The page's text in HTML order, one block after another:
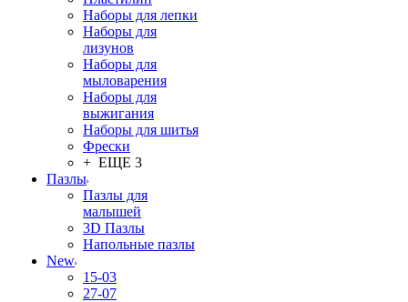
Наборы для лепки
Наборы для
лизунов
Наборы для
мыловарения
Наборы для
выжигания
Наборы для шитья
Фрески
+ ЕЩЕ 3
Пазлы
Пазлы для
малышей
3D Пазлы
Напольные пазлы
New
15-03
27-07